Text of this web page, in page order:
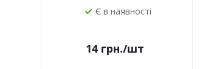
Є в наявності
14 грн./шт